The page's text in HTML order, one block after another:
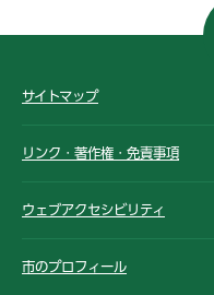
サイトマップ
リンク・著作権・免責事項
ウェブアクセシビリティ
市のプロフィール